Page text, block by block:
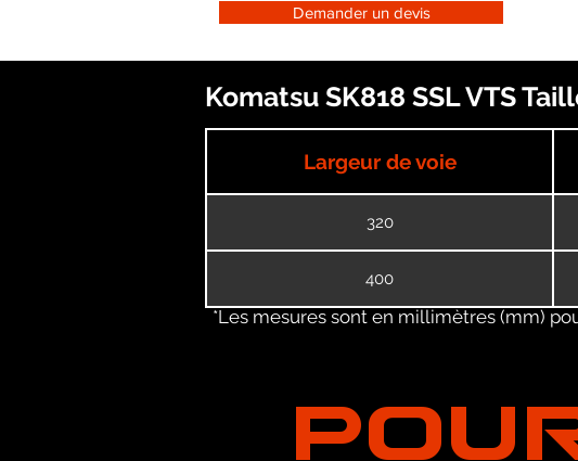
Demander un devis
Komatsu SK818 SSL VTS
Largeur de voie
320
400
*Les mesures sont en millimètres (mm)